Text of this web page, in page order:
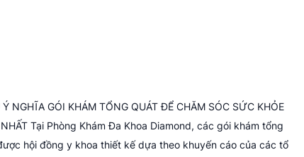
Ý NGHĨA GÓI KHÁM TỔNG QUÁT ĐỂ CHĂM SÓC SỨC KHỎE
Tại Phòng Khám Đa Khoa Diamond, các gói khám tổng
hội đồng y khoa thiết kế dựa theo khuyến cáo của các tổ